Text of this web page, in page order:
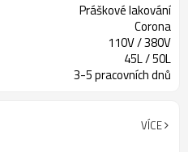
Práškové lakování
Corona
110V / 380V
45L / 50L
3-5 pracovních dnů
VÍCE